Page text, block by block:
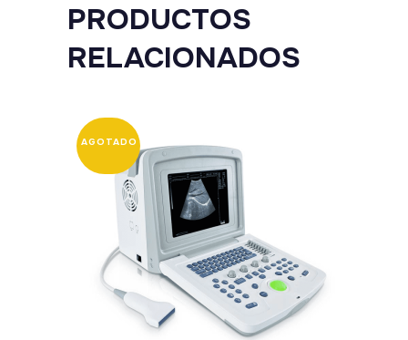
PRODUCTOS
RELACIONADOS